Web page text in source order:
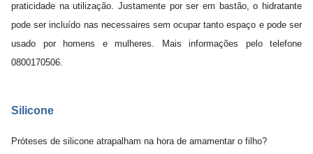
praticidade na utilização. Justamente por ser em bastão, o hidratante
pode ser incluído nas necessaires sem ocupar tanto espaço e pode ser
usado por homens e mulheres. Mais informações pelo telefone
0800170506.
Silicone
Próteses de silicone atrapalham na hora de amamentar o filho?